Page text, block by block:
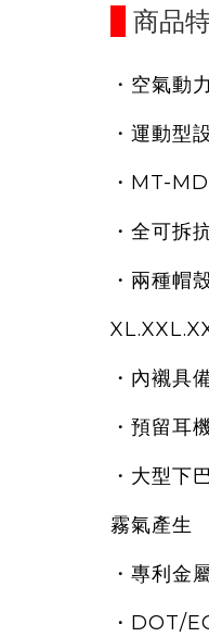
商品
・ 空氣動
・運動型
・MT-
・ 全可拆
・ 兩種帽
・ 內襯具
・ 預留耳
・ 大型下
霧氣產生
・ 專利金
・ DOT/